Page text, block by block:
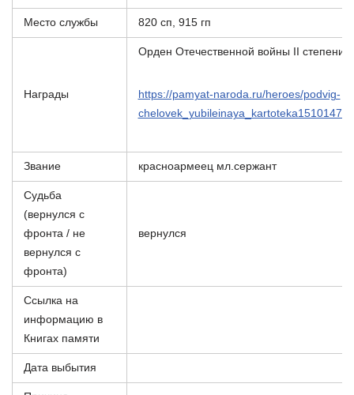
Место службы 820 сп, 915 гп
Награды
Орден Отечественной войны II степени
https://pamyat-naroda.ru/heroes/podvig-
Звание красноармеец мл.сержант
Судьба
(вернулся с
фронта / не
вернулся с
фронта)
вернулся
Ссылка на
информацию в
Книгах памяти
Дата выбытия